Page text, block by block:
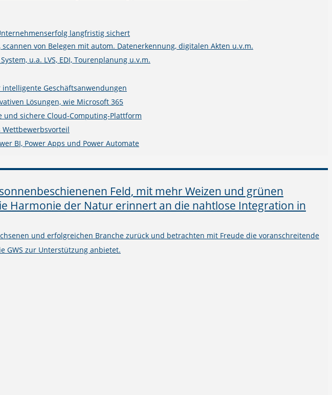
langfristig sichert
von Belegen mit autom. Datenerkennung, digitalen Akten u.v.m.
u.a. LVS, EDI, Tourenplanung u.v.m.
Geschäftsanwendungen
Lösungen, wie Microsoft 365
sichere Cloud-Computing-Plattform
BI, Power Apps und Power Automate
und erfolgreichen Branche zurück und betrachten mit Freude die voranschreitende
GWS zur Unterstützung anbietet.